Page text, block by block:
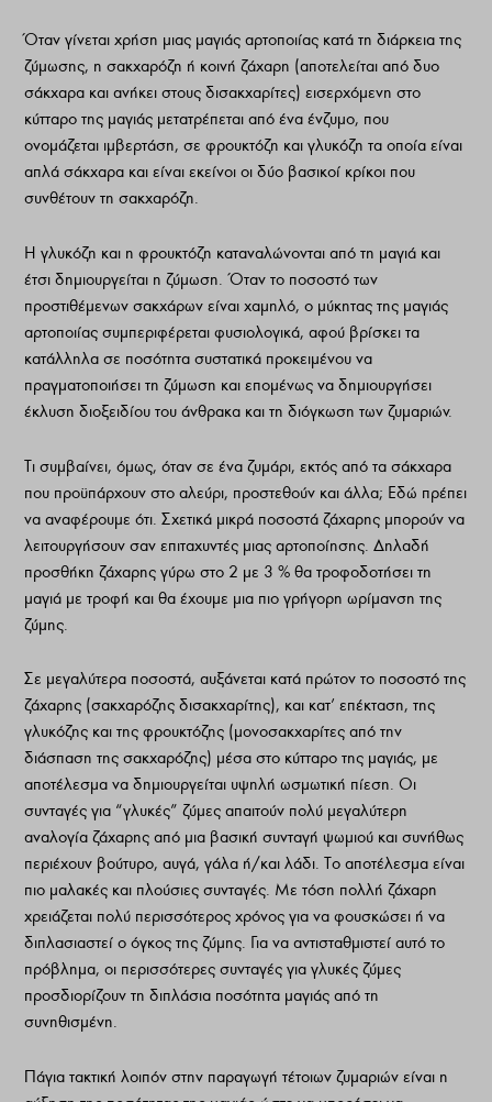
Όταν γίνεται χρήση µιας µαγιάς αρτοποιίας κατά τη διάρκεια της
ζύµωσης, η σακχαρόζη ή κοινή ζάχαρη (αποτελείται από δυο
σάκχαρα και ανήκει στους δισακχαρίτες) εισερχόµενη στο
κύτταρο της µαγιάς µετατρέπεται από ένα ένζυµο, που
ονοµάζεται ιµβερτάση, σε φρουκτόζη και γλυκόζη τα οποία είναι
απλά σάκχαρα και είναι εκείνοι οι δύο βασικοί κρίκοι που
συνθέτουν τη σακχαρόζη.
Η γλυκόζη και η φρουκτόζη καταναλώνονται από τη µαγιά και
έτσι δηµιουργείται η ζύµωση. Όταν το ποσοστό των
προστιθέµενων σακχάρων είναι χαµηλό, ο µύκητας της µαγιάς
αρτοποιίας συµπεριφέρεται φυσιολογικά, αφού βρίσκει τα
κατάλληλα σε ποσότητα συστατικά προκειµένου να
πραγµατοποιήσει τη ζύµωση και εποµένως να δηµιουργήσει
έκλυση διοξειδίου του άνθρακα και τη διόγκωση των ζυµαριών.
Τι συµβαίνει, όµως, όταν σε ένα ζυµάρι, εκτός από τα σάκχαρα
που προϋπάρχουν στο αλεύρι, προστεθούν και άλλα; Εδώ πρέπει
να αναφέρουµε ότι. Σχετικά µικρά ποσοστά ζάχαρης µπορούν να
λειτουργήσουν σαν επιταχυντές µιας αρτοποίησης. Δηλαδή
προσθήκη ζάχαρης γύρω στο 2 µε 3 % θα τροφοδοτήσει τη
µαγιά µε τροφή και θα έχουµε µια πιο γρήγορη ωρίµανση της
ζύµης.
Σε µεγαλύτερα ποσοστά, αυξάνεται κατά πρώτον το ποσοστό της
ζάχαρης (σακχαρόζης δισακχαρίτης), και κατ’ επέκταση, της
γλυκόζης και της φρουκτόζης (µονοσακχαρίτες από την
διάσπαση της σακχαρόζης) µέσα στο κύτταρο της µαγιάς, µε
αποτέλεσµα να δηµιουργείται υψηλή ωσµωτική πίεση. Οι
συνταγές για “γλυκές” ζύµες απαιτούν πολύ µεγαλύτερη
αναλογία ζάχαρης από µια βασική συνταγή ψωµιού και συνήθως
περιέχουν βούτυρο, αυγά, γάλα ή/και λάδι. Το αποτέλεσµα είναι
πιο µαλακές και πλούσιες συνταγές. Με τόση πολλή ζάχαρη
χρειάζεται πολύ περισσότερος χρόνος για να φουσκώσει ή να
διπλασιαστεί ο όγκος της ζύµης. Για να αντισταθµιστεί αυτό το
πρόβληµα, οι περισσότερες συνταγές για γλυκές ζύµες
προσδιορίζουν τη διπλάσια ποσότητα µαγιάς από τη
συνηθισµένη.
Πάγια τακτική λοιπόν στην παραγωγή τέτοιων ζυµαριών είναι η